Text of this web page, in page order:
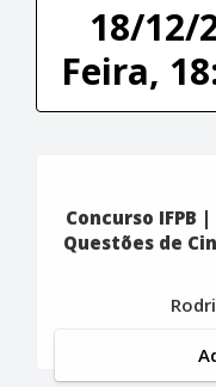
18/12/
Feira,
Concurso IFPB
Questões de